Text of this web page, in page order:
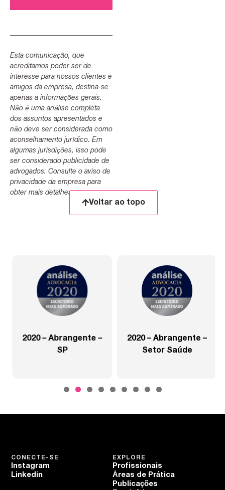
Esta comunicação, que
acreditamos poder ser de
interesse para nossos clientes e
amigos da empresa, destina-se
apenas a informações gerais.
Não é uma análise completa
dos assuntos apresentados e
não deve ser considerada como
aconselhamento jurídico. Em
algumas jurisdições, isso pode
ser considerado publicidade de
advogados. Consulte o aviso de
privacidade da empresa para
obter mais detalhes.
Voltar ao topo
2020 – Abrangente –
SP
2020 – Abrangente –
Setor Saúde
EXPLORE
Profissionais
Áreas de Prática
Publicações
CONECTE-SE
Instagram
Linkedin